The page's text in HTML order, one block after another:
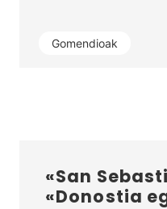
Gomendioak
«San
«Donostia